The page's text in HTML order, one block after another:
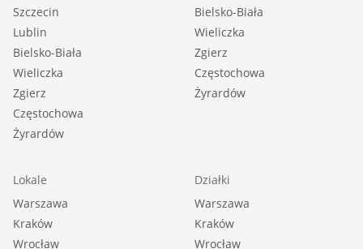
Szczecin
Lublin
Bielsko-Biała
Wieliczka
Zgierz
Częstochowa
Żyrardów
Bielsko-Biała
Wieliczka
Zgierz
Częstochowa
Żyrardów
Lokale
Warszawa
Kraków
Wrocław
Działki
Warszawa
Kraków
Wrocław